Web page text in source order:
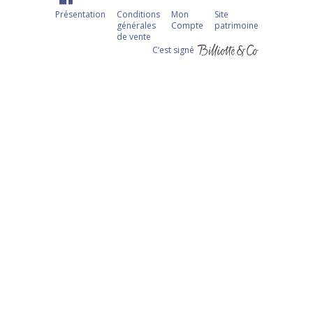
Présentation
Conditions
générales
de vente
Mon
Compte
Site
patrimoine
C‘est signé